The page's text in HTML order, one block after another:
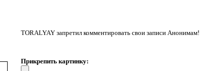
TORALYAY запретил комментировать свои записи Анонимам!
Прикрепить картинку: